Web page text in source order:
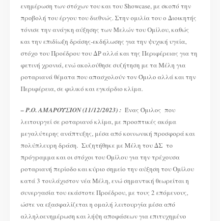
ενημέρωση των στόχων του και του Showcase, με σκοπό την
προβολή του έργου του διεθνώς. Στην ομιλία του ο Διοικητής
τόνισε την ανάγκη αύξησης των Μελών του Ομίλου, καθώς
και την επιδίωξη δράσης-εκδήλωσης για την ψυχική υγεία,
στόχο του Προέδρου του ΔΡ αλλά και της Περιφέρειας για τη
φετινή χρονιά, ενώ ακολούθησε συζήτηση με τα Μέλη για
ροταριανά θέματα που απασχολούν τον Όμιλο αλλά και την
Περιφέρεια, σε φιλικό και εγκάρδιο κλίμα.
–Ρ.Ο. ΑΜΑΡΟΥΣΙΟΝ (11/12/2023) : Ένας Όμιλος που
λειτουργεί σε ροταριανό κλίμα, με προοπτικές ακόμα
μεγαλύτερης ανάπτυξης, μέσα από κοινωνική προσφορά και
πολύπλευρη δράση. Συζητήθηκε με Μέλη του ΔΣ το
πρόγραμμα και οι στόχοι του Ομίλου για την τρέχουσα
ροταριανή περίοδο και κύριο σημείο την αύξηση του Ομίλου
κατά 3 τουλάχιστον νέα Μέλη, ενώ σημαντική θεωρείται η
συνεργασία του εκάστοτε Προέδρου, με τους 2 επόμενους,
ώστε να εξασφαλίζεται η ομαλή λειτουργία μέσα από
αλληλοενημέρωση και λήψη αποφάσεων για επιτυχημένο